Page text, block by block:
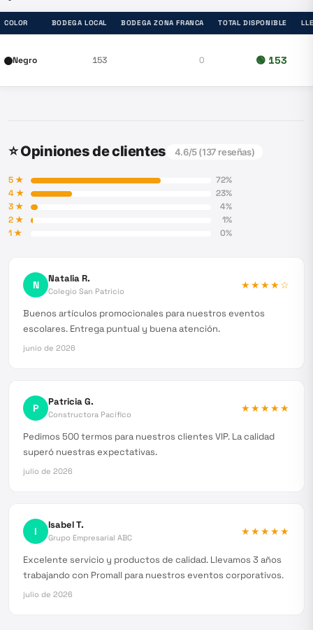
COLOR BODEGA LOCAL BODEGA ZONA FRANCA TOTAL DISPONIBLE
Negro 153 0 🟢 153
⭐ Opiniones de clientes 4.6/5 (137 reseñas)
5★ 72%
4★ 23%
3★ 4%
2★ 1%
1★ 0%
N Natalia R.
Colegio San Patricio
★★★★☆
Buenos artículos promocionales para nuestros eventos
escolares. Entrega puntual y buena atención.
junio de 2026
P Patricia G.
Constructora Pacífico
★★★★★
Pedimos 500 termos para nuestros clientes VIP. La calidad
superó nuestras expectativas.
julio de 2026
I Isabel T.
Grupo Empresarial ABC
★★★★★
Excelente servicio y productos de calidad. Llevamos 3 años
trabajando con Promall para nuestros eventos corporativos.
julio de 2026